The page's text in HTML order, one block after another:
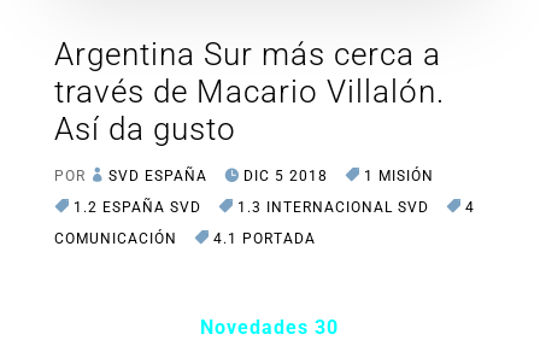
Argentina Sur más cerca a
través de Macario Villalón.
Así da gusto
POR SVD ESPAÑA DIC 5 2018
1 MISIÓN
1.2 ESPAÑA SVD
1.3 INTERNACIONAL SVD
4
COMUNICACIÓN
4.1 PORTADA
Novedades 30